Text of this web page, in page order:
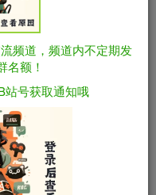
/我和夏天的大姐姐们/
ちゃん達 v1.1 Mtool
统一解压密码：
sygu.cc
频道，频道内不定期发
名额！
站号获取通知哦